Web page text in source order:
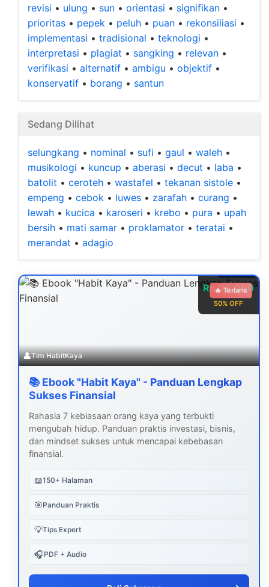
revisi • ulung • sun • orientasi • signifikan •
prioritas • pepek • peluh • puan • rekonsiliasi •
implementasi • tradisional • teknologi •
interpretasi • plagiat • sangking • relevan •
verifikasi • alternatif • ambigu • objektif •
konservatif • borang • santun
Sedang Dilihat
selungkang • nominal • sufi • gaul • waleh •
musikologi • kuncup • aberasi • decut • laba •
batolit • ceroteh • wastafel • tekanan sistole •
empeng • cebok • luwes • zarafah • curang •
lewah • kucica • karoseri • krebo • pura • upah
bersih • mati samar • proklamator • teratai •
merandat • adagio
Rp 99.000
50% OFF
🔥 Terlaris
👤Tim HabitKaya
📚 Ebook "Habit Kaya" - Panduan Lengkap
Sukses Finansial
Rahasia 7 kebiasaan orang kaya yang terbukti
mengubah hidup. Panduan praktis investasi, bisnis,
dan mindset sukses untuk mencapai kebebasan
finansial.
📖150+ Halaman
🎯Panduan Praktis
💡Tips Expert
🎧PDF + Audio